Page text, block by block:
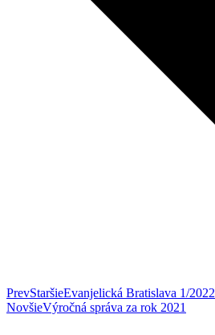
PrevStaršieEvanjelická Bratislava 1/2022
NovšieVýročná správa za rok 2021